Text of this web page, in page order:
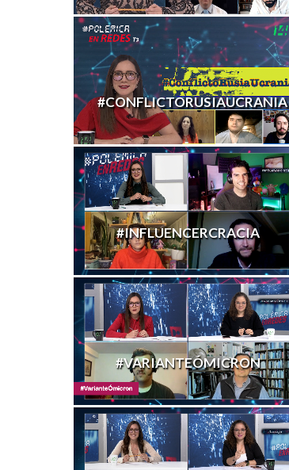
#CONFLICTORUSIAUCRANIA
#INFLUENCERCRACIA
#VARIANTEÓMICRON